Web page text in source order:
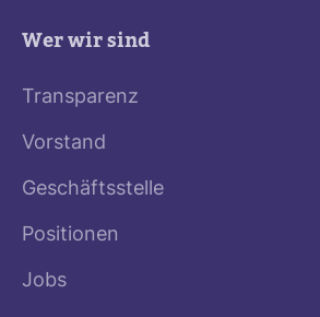
Wer wir sind
Transparenz
Vorstand
Geschäftsstelle
Positionen
Jobs